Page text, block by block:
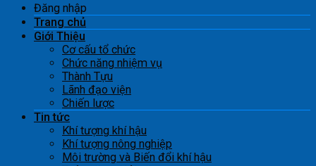
Đăng nhập
Trang chủ
Giới Thiệu
Cơ cấu tổ chức
Chức năng nhiệm vụ
Thành Tựu
Lãnh đạo viện
Chiến lược
Tin tức
Khí tượng khí hậu
Khí tượng nông nghiệp
Môi trường và Biến đổi khí hậu